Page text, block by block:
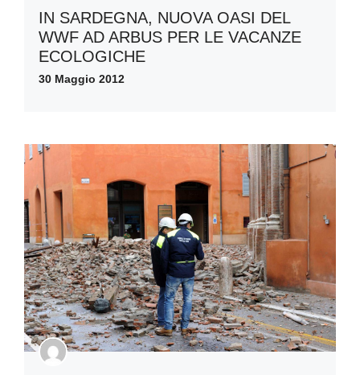
IN SARDEGNA, NUOVA OASI DEL
WWF AD ARBUS PER LE VACANZE
ECOLOGICHE
30 Maggio 2012